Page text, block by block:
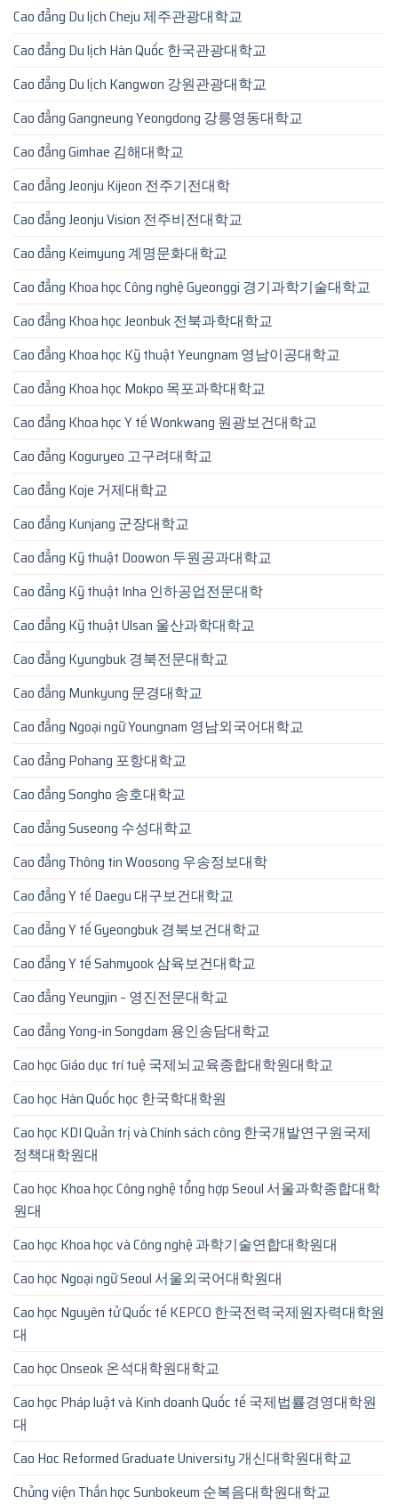
Cao đẳng Du lịch Cheju 제주관광대학교
Cao đẳng Du lịch Hàn Quốc 한국관광대학교
Cao đẳng Du lịch Kangwon 강원관광대학교
Cao đẳng Gangneung Yeongdong 강릉영동대학교
Cao đẳng Gimhae 김해대학교
Cao đẳng Jeonju Kijeon 전주기전대학
Cao đẳng Jeonju Vision 전주비전대학교
Cao đẳng Keimyung 계명문화대학교
Cao đẳng Khoa học Công nghệ Gyeonggi 경기과학기술대학교
Cao đẳng Khoa học Jeonbuk 전북과학대학교
Cao đẳng Khoa học Kỹ thuật Yeungnam 영남이공대학교
Cao đẳng Khoa học Mokpo 목포과학대학교
Cao đẳng Khoa học Y tế Wonkwang 원광보건대학교
Cao đẳng Koguryeo 고구려대학교
Cao đẳng Koje 거제대학교
Cao đẳng Kunjang 군장대학교
Cao đẳng Kỹ thuật Doowon 두원공과대학교
Cao đẳng Kỹ thuật Inha 인하공업전문대학
Cao đẳng Kỹ thuật Ulsan 울산과학대학교
Cao đẳng Kyungbuk 경북전문대학교
Cao đẳng Munkyung 문경대학교
Cao đẳng Ngoại ngữ Youngnam 영남외국어대학교
Cao đẳng Pohang 포항대학교
Cao đẳng Songho 송호대학교
Cao đẳng Suseong 수성대학교
Cao đẳng Thông tin Woosong 우송정보대학
Cao đẳng Y tế Daegu 대구보건대학교
Cao đẳng Y tế Gyeongbuk 경북보건대학교
Cao đẳng Y tế Sahmyook 삼육보건대학교
Cao đẳng Yeungjin – 영진전문대학교
Cao đẳng Yong-in Songdam 용인송담대학교
Cao học Giáo dục trí tuệ 국제뇌교육종합대학원대학교
Cao học Hàn Quốc học 한국학대학원
Cao học KDI Quản trị và Chính sách công 한국개발연구원국제
정책대학원대
Cao học Khoa học Công nghệ tổng hợp Seoul 서울과학종합대학
원대
Cao học Khoa học và Công nghệ 과학기술연합대학원대
Cao học Ngoại ngữ Seoul 서울외국어대학원대
Cao học Nguyên tử Quốc tế KEPCO 한국전력국제원자력대학원
대
Cao học Onseok 온석대학원대학교
Cao học Pháp luật và Kinh doanh Quốc tế 국제법률경영대학원
대
Cao Hoc Reformed Graduate University 개신대학원대학교
Chủng viện Thần học Sunbokeum 순복음대학원대학교